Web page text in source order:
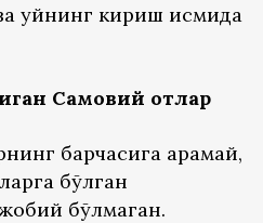
уйнинг кириш қисмида
Самовий отлар
барчасига қарамай,
бўлган
бўлмаган.